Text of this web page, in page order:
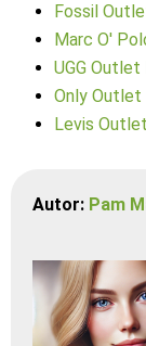
Fossil
Marc O'
UGG
Only Outlet
Levis
Autor: Pam